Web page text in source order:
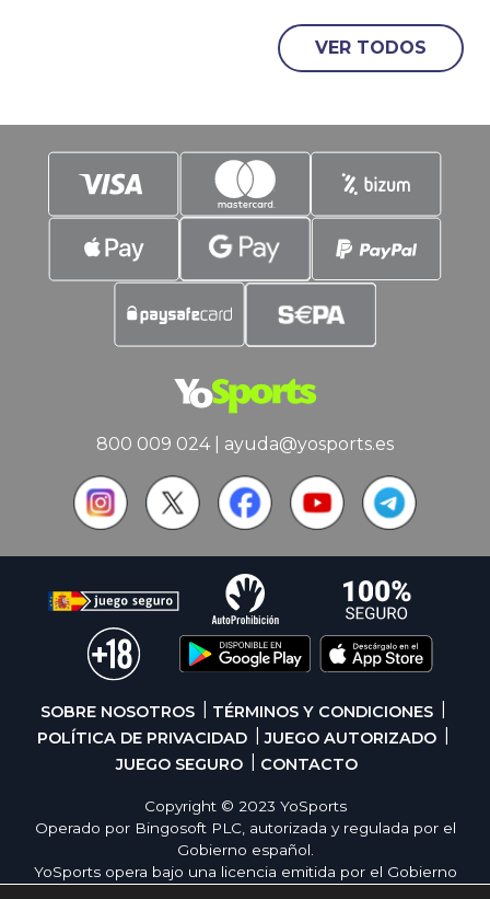
adversarios. Julio Salinas es la nueva
incorporación de la temporada, y que
nadie se preocupe, está inscrito para
la
VER TODOS
800 009 024| ayuda@yosports.es
SOBRE NOSOTROS
TÉRMINOS Y CONDICIONES
POLÍTICA DE PRIVACIDAD
JUEGO AUTORIZADO
JUEGO SEGURO
CONTACTO
Copyright © 2023 YoSports
Operado por Bingosoft PLC, autorizada y regulada por el
Gobierno español.
YoSports opera bajo una licencia emitida por el Gobierno